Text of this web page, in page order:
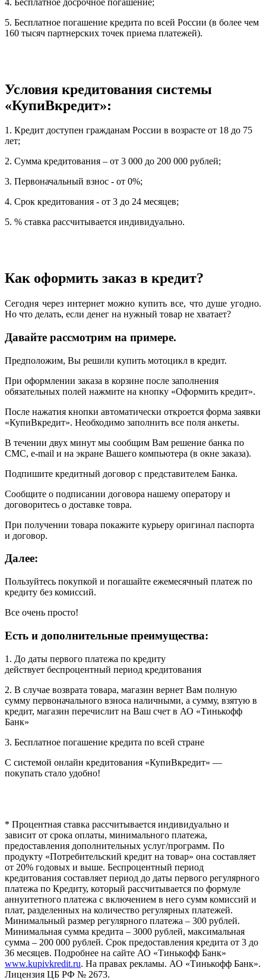
5. Бесплатное погашение кредита по всей России (в более чем
160 тысяч партнерских точек приема платежей).
Условия кредитования системы
«КупиВкредит»:
1. Кредит доступен гражданам России в возрасте от 18 до 75
лет;
2. Сумма кредитования – от 3 000 до 200 000 рублей;
3. Первоначальный взнос - от 0%;
4. Срок кредитования - от 3 до 24 месяцев;
5. % ставка рассчитывается индивидуально.
Как оформить заказ в кредит?
Сегодня через интернет можно купить все, что душе угодно.
Но что делать, если денег на нужный товар не хватает?
Давайте рассмотрим на примере.
Предположим, Вы решили купить мотоцикл в кредит.
При оформлении заказа в корзине после заполнения
обязательных полей нажмите на кнопку «Оформить кредит».
После нажатия кнопки автоматически откроется форма заявки
«КупиВкредит». Необходимо заполнить все поля анкеты.
В течении двух минут мы сообщим Вам решение банка по
СМС, e-mail и на экране Вашего компьютера (в окне заказа).
Подпишите кредитный договор с представителем Банка.
Сообщите о подписании договора нашему оператору и
договоритесь о доставке товра.
При получении товара покажите курьеру оригинал паспорта
и договор.
Далее:
Пользуйтесь покупкой и погашайте ежемесячный платеж по
кредиту без комиссий.
Все очень просто!
Есть и дополнительные преимущества:
1. До даты первого платежа по кредиту
действует беспроцентный период кредитования
2. В случае возврата товара, магазин вернет Вам полную
сумму первоначального взноса наличными, а сумму, взятую в
кредит, магазин перечислит на Ваш счет в АО «Тинькофф
Банк»
3. Бесплатное погашение кредита по всей стране
С системой онлайн кредитования «КупиВкредит» —
покупать стало удобно!
* Процентная ставка рассчитывается индивидуально и
зависит от срока оплаты, минимального платежа,
предоставления дополнительных услуг/программ. По
продукту «Потребительский кредит на товар» она составляет
от 20% годовых и выше. Беспроцентный период
кредитования составляет период до даты первого регулярного
платежа по Кредиту, который рассчитывается по формуле
аннуитетного платежа с включением в него сумм комиссий и
плат, разделенных на количество регулярных платежей.
Минимальный размер регулярного платежа – 300 рублей.
Минимальная сумма кредита – 3000 рублей, максимальная
сумма – 200 000 рублей. Срок предоставления кредита от 3 до
36 месяцев. Подробнее на сайте АО «Тинькофф Банк»
www.kupivkredit.ru. На правах рекламы. АО «Тинькофф Банк».
Лицензия ЦБ РФ № 2673.